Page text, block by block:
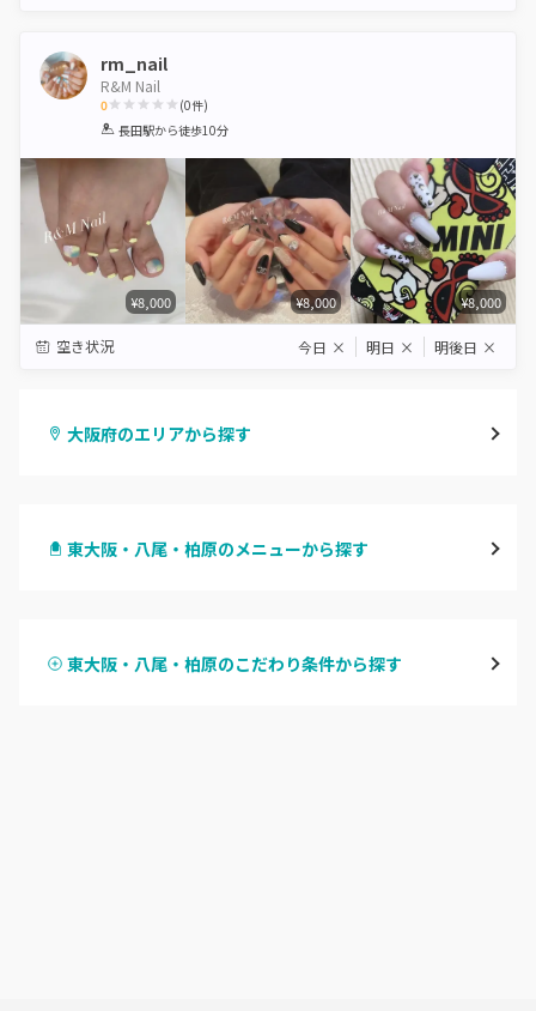
rm_nail
R&M Nail
0
1 2 3 4 5
(0件)
長田駅から徒歩10分
¥8,000 ¥8,000 ¥8,000
空き状況 今日 × 明日 × 明後日 ×
大阪府のエリアから探す
心斎橋・南船場・アメ村
東大阪・八尾・柏原のメニューから探す
ハンドスカルプ
東大阪・八尾・柏原のこだわり条件から探す